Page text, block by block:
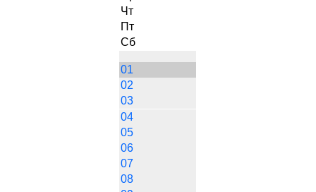
Чт
Пт
Сб
01
02
03
04
05
06
07
08